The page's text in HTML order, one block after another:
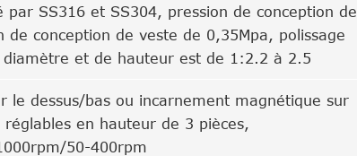
SS316 et SS304, pression de conception de
de conception de veste de 0,35Mpa, polissage
et de hauteur est de 1:2.2 à 2.5
le dessus/bas ou incarnement magnétique sur
en hauteur de 3 pièces,
50-400rpm